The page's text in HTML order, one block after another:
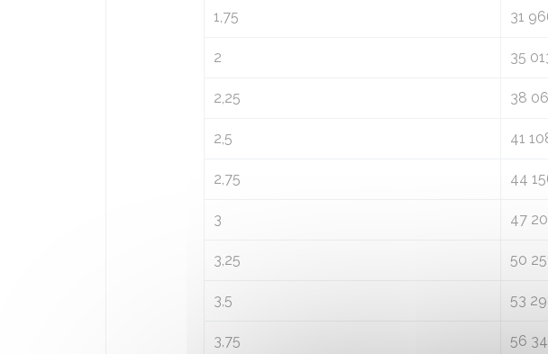
1,75 31
2 35
2,25 38
2,5 41
2,75 44
3 47
3,25 50
3,5 53
3,75 56